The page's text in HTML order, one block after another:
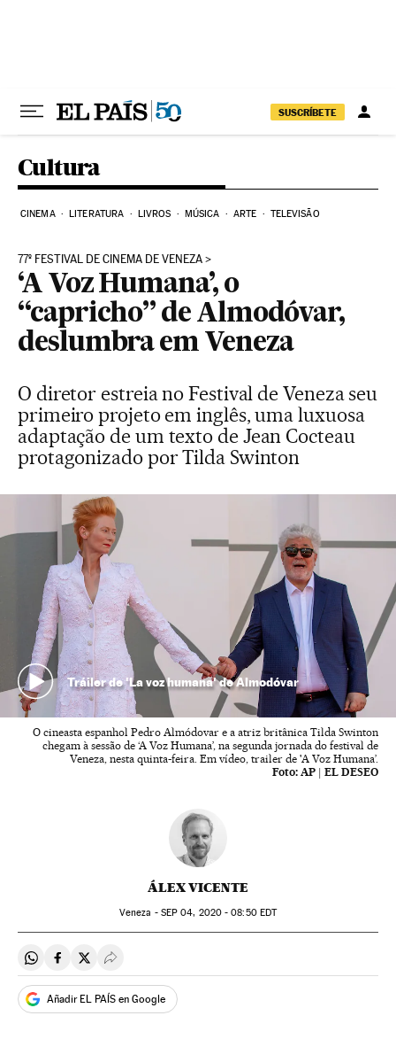
SUSCRÍBETE
Cultura
CINEMA LITERATURA LIVROS MÚSICA ARTE TELEVISÃO
77º FESTIVAL DE CINEMA DE VENEZA
‘A Voz Humana’, o
“capricho” de Almodóvar,
deslumbra em Veneza
O diretor estreia no Festival de Veneza seu
primeiro projeto em inglês, uma luxuosa
adaptação de um texto de Jean Cocteau
protagonizado por Tilda Swinton
Tráiler de 'La voz humana' de Almodóvar
O cineasta espanhol Pedro Almódovar e a atriz britânica Tilda Swinton
chegam à sessão de ‘A Voz Humana’, na segunda jornada do festival de
Veneza, nesta quinta-feira. Em vídeo, trailer de 'A Voz Humana’.
Foto: AP | EL DESEO
ÁLEX VICENTE
Veneza - SEP 04, 2020 - 08:50EDT
Compartir en Whatsapp
Compartir en Facebook
Compartir en Twitter
Desplegar Redes Sociales
Añadir EL PAÍS en Google